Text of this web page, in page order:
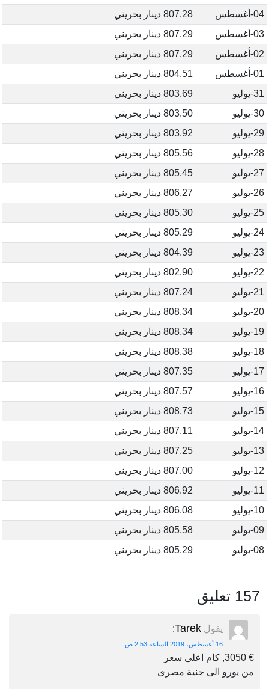
04-أغسطس
807.28 دينار بحريني
03-أغسطس
807.29 دينار بحريني
02-أغسطس
807.29 دينار بحريني
01-أغسطس
804.51 دينار بحريني
31-يوليو
803.69 دينار بحريني
30-يوليو
803.50 دينار بحريني
29-يوليو
803.92 دينار بحريني
28-يوليو
805.56 دينار بحريني
27-يوليو
805.45 دينار بحريني
26-يوليو
806.27 دينار بحريني
25-يوليو
805.30 دينار بحريني
24-يوليو
805.29 دينار بحريني
23-يوليو
804.39 دينار بحريني
22-يوليو
802.90 دينار بحريني
21-يوليو
807.24 دينار بحريني
20-يوليو
808.34 دينار بحريني
19-يوليو
808.34 دينار بحريني
18-يوليو
808.38 دينار بحريني
17-يوليو
807.35 دينار بحريني
16-يوليو
807.57 دينار بحريني
15-يوليو
808.73 دينار بحريني
14-يوليو
807.11 دينار بحريني
13-يوليو
807.25 دينار بحريني
12-يوليو
807.00 دينار بحريني
11-يوليو
806.92 دينار بحريني
10-يوليو
806.08 دينار بحريني
09-يوليو
805.58 دينار بحريني
08-يوليو
805.29 دينار بحريني
157 تعليق
يقول Tarek
:
16 أغسطس، 2019 الساعة 2:53 ص
€ 3050, كام اعلى سعر
من يورو الى جنية مصرى